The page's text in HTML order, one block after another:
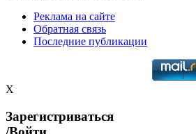
Реклама на сайте
Обратная связь
Последние публикации
X
Зарегистриваться